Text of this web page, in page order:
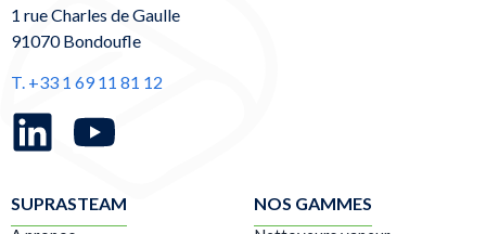
1 rue Charles de Gaulle
91070 Bondoufle
T. +33 1 69 11 81 12
SUPRASTEAM NOS GAMMES